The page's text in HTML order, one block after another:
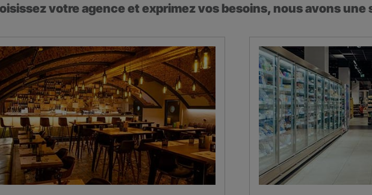
votre agence et exprimez vos besoins, nous avons